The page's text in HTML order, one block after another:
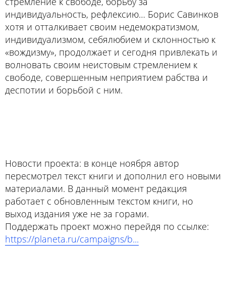
индивидуальность, рефлексию… Борис Савинков
хотя и отталкивает своим недемократизмом,
индивидуализмом, себялюбием и склонностью к
«вождизму», продолжает и сегодня привлекать и
волновать своим неистовым стремлением к
свободе, совершенным неприятием рабства и
деспотии и борьбой с ним.
Новости проекта: в конце ноября автор
пересмотрел текст книги и дополнил его новыми
материалами. В данный момент редакция
работает с обновленным текстом книги, но
выход издания уже не за горами.
Поддержать проект можно перейдя по ссылке:
https://planeta.ru/campaigns/b...